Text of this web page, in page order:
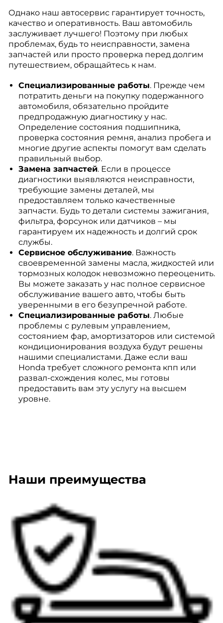
Однако наш автосервис гарантирует точность,
качество и оперативность. Ваш автомобиль
заслуживает лучшего! Поэтому при любых
проблемах, будь то неисправности, замена
запчастей или просто проверка перед долгим
путешествием, обращайтесь к нам.
Специализированные работы. Прежде чем
потратить деньги на покупку подержанного
автомобиля, обязательно пройдите
предпродажную диагностику у нас.
Определение состояния подшипника,
проверка состояния ремня, анализ пробега и
многие другие аспекты помогут вам сделать
правильный выбор.
Замена запчастей. Если в процессе
диагностики выявляются неисправности,
требующие замены деталей, мы
предоставляем только качественные
запчасти. Будь то детали системы зажигания,
фильтра, форсунок или датчиков – мы
гарантируем их надежность и долгий срок
службы.
Сервисное обслуживание. Важность
своевременной замены масла, жидкостей или
тормозных колодок невозможно переоценить.
Вы можете заказать у нас полное сервисное
обслуживание вашего авто, чтобы быть
уверенными в его безупречной работе.
Специализированные работы. Любые
проблемы с рулевым управлением,
состоянием фар, амортизаторов или системой
кондиционирования воздуха будут решены
нашими специалистами. Даже если ваш
Honda требует сложного ремонта кпп или
развал-схождения колес, мы готовы
предоставить вам эту услугу на высшем
уровне.
Наши преимущества